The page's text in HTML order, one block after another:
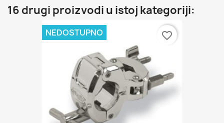
16 drugi proizvodi u istoj kategoriji:
NEDOSTUPNO favorite_border